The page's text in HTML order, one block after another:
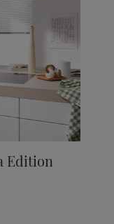
Edition